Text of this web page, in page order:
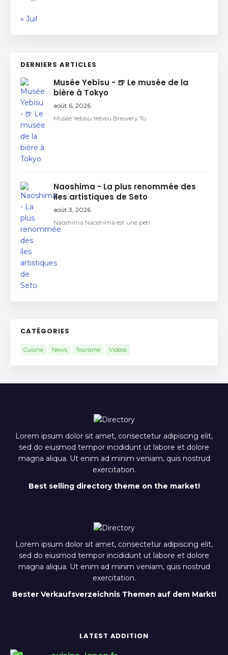
« Juil
DERNIERS ARTICLES
Musée Yebisu - 🍺 Le musée de la
bière à Tokyo
août 6, 2026
Musée Yebisu Yebisu Brewery To
Naoshima - La plus renommée des
îles artistiques de Seto
août 3, 2026
Naoshima Naoshima est une peti
CATÉGORIES
Cuisine News Tourisme Vidéos
Lorem ipsum dolor sit amet, consectetur adipiscing elit,
sed do eiusmod tempor incididunt ut labore et dolore
magna aliqua. Ut enim ad minim veniam, quis nostrud
exercitation.
Best selling directory theme on the market!
Lorem ipsum dolor sit amet, consectetur adipiscing elit,
sed do eiusmod tempor incididunt ut labore et dolore
magna aliqua. Ut enim ad minim veniam, quis nostrud
exercitation.
Bester Verkaufsverzeichnis Themen auf dem Markt!
LATEST ADDITION